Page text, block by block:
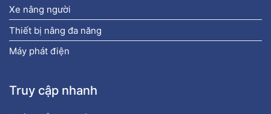
Xe nâng người
Thiết bị nâng đa năng
Máy phát điện
Truy cập nhanh